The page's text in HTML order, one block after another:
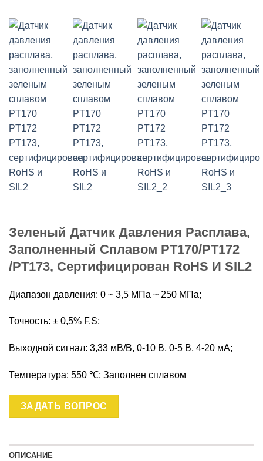
Зеленый Датчик Давления Расплава,
Заполненный Сплавом PT170/PT172
/PT173, Сертифицирован RoHS И SIL2
Диапазон давления: 0 ~ 3,5 МПа ~ 250 МПа;
Точность: ± 0,5% F.S;
Выходной сигнал: 3,33 мВ/В, 0-10 В, 0-5 В, 4-20 мА;
Температура: 550 ℃; Заполнен сплавом
ЗАДАТЬ ВОПРОС
ОПИСАНИЕ